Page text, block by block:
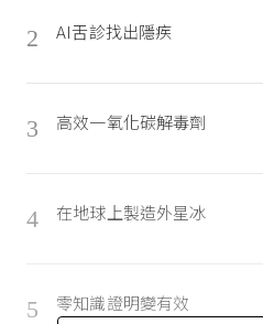
2 AI舌診找出隱疾
3 高效一氧化碳解毒劑
4 在地球上製造外星冰
5 零知識證明變有效